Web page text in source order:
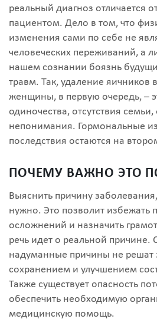
реальный диагноз отличается
пациентом. Дело в том, что
изменения сами по себе не
человеческих переживаний, а
нашем сознании боязнь
травм. Так, удаление яичников
женщины, в первую очередь, –
одиночества, отсутствия
непонимания. Гормональные
последствия остаются на
ПОЧЕМУ ВАЖНО ЭТО
Выяснить причину
нужно. Это позволит избежать
осложнений и назначить
речь идет о реальной причине.
надуманные причины не решат
сохранением и улучшением
Также существует опасность
обеспечить необходимую
медицинскую помощь.